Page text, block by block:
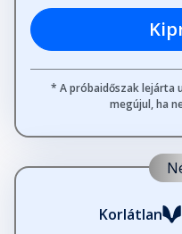
* A próbaidőszak lejárta
megújul, ha
Korlátlan